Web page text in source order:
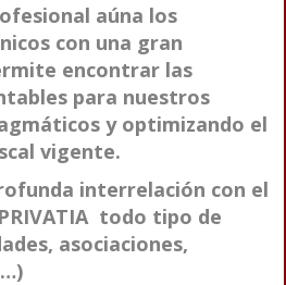
aúna los
con una gran
encontrar las
para nuestros
y optimizando el
vigente.
interrelación con el
todo tipo de
asociaciones,